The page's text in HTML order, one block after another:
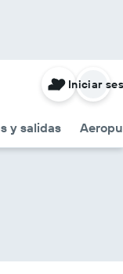
y salidas
Iniciar